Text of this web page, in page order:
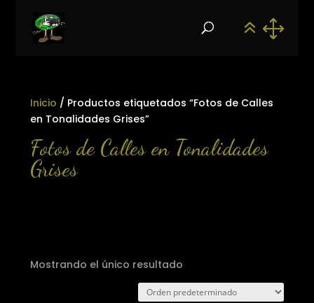
Inicio / Productos etiquetados “Fotos de Calles
en Tonalidades Grises”
Fotos de Calles en Tonalidades
Grises
Mostrando el único resultado